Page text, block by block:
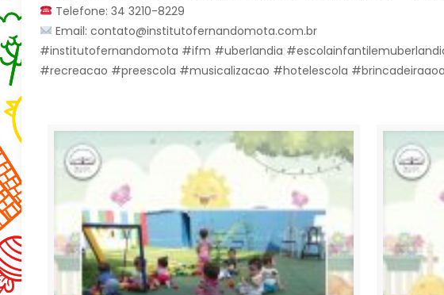
Telefone: 34 3210-8229
Email: contato@institutofernandomota.com.br
#institutofernandomota #ifm #uberlandia
#recreacao #preescola #musicalizacao #hotelescola